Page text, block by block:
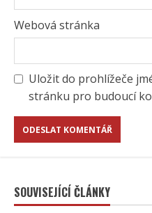
Webová stránka
Uložit do prohlížeče
stránku pro budoucí
SOUVISEJÍCÍ ČLÁNKY